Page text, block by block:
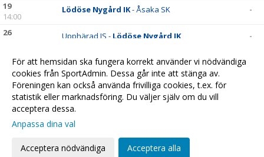
19
14:00
Lödöse Nygård IK- Åsaka SK -
26
Upphärad IS - Lödöse Nygård IK -
OKTOBER 2026
16:00
Lödöse Nygård IK - Trollhättan IF
inställningar
Webbversion
För att hemsidan ska fungera korrekt använder vi nödvändiga
cookies från SportAdmin. Dessa går inte att stänga av.
Föreningen kan också använda frivilliga cookies, t.ex. för
statistik eller marknadsföring. Du väljer själv om du vill
acceptera dessa.
Anpassa dina val
Acceptera nödvändiga Acceptera alla